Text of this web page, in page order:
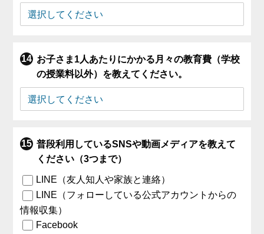
お子さま1人あたりにかかる月々の教育費（学校
の授業料以外）を教えてください。
普段利用しているSNSや動画メディアを教えて
ください（3つまで）
LINE（友人知人や家族と連絡）
LINE（フォローしている公式アカウントからの
情報収集）
Facebook